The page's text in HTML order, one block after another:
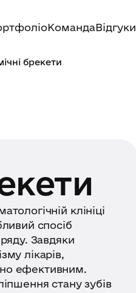
КомандаВідгуки
брекети
клініці
спосіб
Завдяки
лікарів,
ефективним.
стану зубів